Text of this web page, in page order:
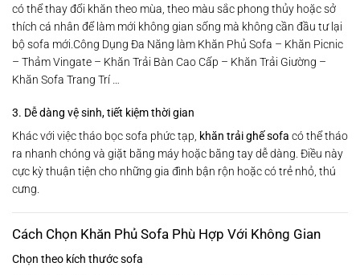
có thể thay đổi khăn theo mùa, theo màu sắc phong thủy hoặc sở
thích cá nhân để làm mới không gian sống mà không cần đầu tư lại
bộ sofa mới.Công Dụng Đa Năng làm Khăn Phủ Sofa – Khăn Picnic
– Thảm Vingate – Khăn Trải Bàn Cao Cấp – Khăn Trải Giường –
Khăn Sofa Trang Trí …
3. Dễ dàng vệ sinh, tiết kiệm thời gian
Khác với việc tháo bọc sofa phức tạp, khăn trải ghế sofa có thể tháo
ra nhanh chóng và giặt bằng máy hoặc bằng tay dễ dàng. Điều này
cực kỳ thuận tiện cho những gia đình bận rộn hoặc có trẻ nhỏ, thú
cưng.
Cách Chọn Khăn Phủ Sofa Phù Hợp Với Không Gian
Chọn theo kích thước sofa